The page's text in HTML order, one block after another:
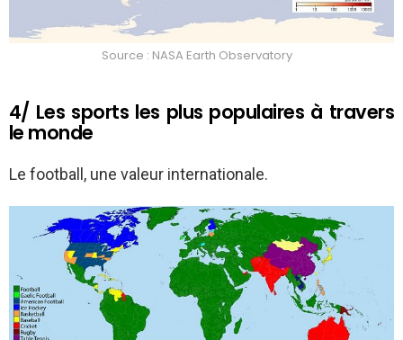
Source : NASA Earth Observatory
4/ Les sports les plus populaires à travers
le monde
Le football, une valeur internationale.